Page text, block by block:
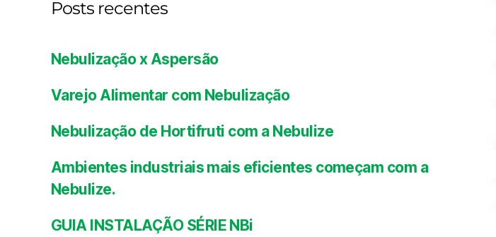
Posts recentes
Nebulização x Aspersão
Varejo Alimentar com Nebulização
Nebulização de Hortifruti com a Nebulize
Ambientes industriais mais eficientes começam com a
Nebulize.
GUIA INSTALAÇÃO SÉRIE NBi